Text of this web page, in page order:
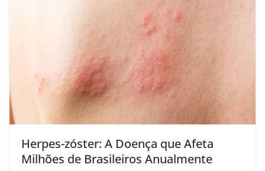
Herpes-zóster: A Doença que Afeta
Milhões de Brasileiros Anualmente